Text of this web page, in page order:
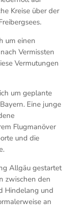
Kreise über der
um einen
Vermissten
Vermutungen
um geplante
Eine junge
Flugmanöver
und die
Allgäu gestartet
zwischen den
Hindelang und
an